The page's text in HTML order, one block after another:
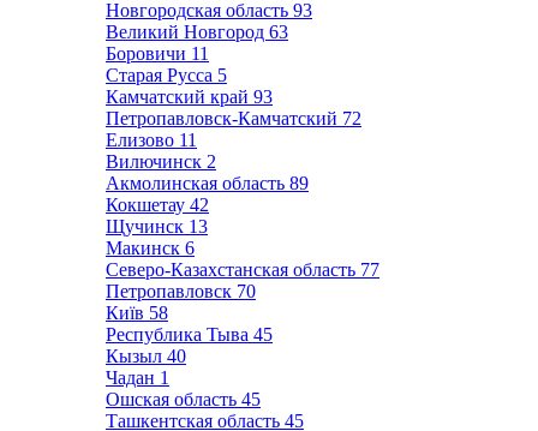
Новгородская область 93
Великий Новгород 63
Боровичи 11
Старая Русса 5
Камчатский край 93
Петропавловск-Камчатский 72
Елизово 11
Вилючинск 2
Акмолинская область 89
Кокшетау 42
Щучинск 13
Макинск 6
Северо-Казахстанская область 77
Петропавловск 70
Київ 58
Республика Тыва 45
Кызыл 40
Чадан 1
Ошская область 45
Ташкентская область 45